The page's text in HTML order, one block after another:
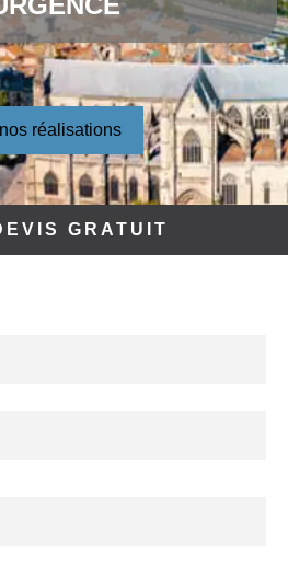
réalisations
GRATUIT